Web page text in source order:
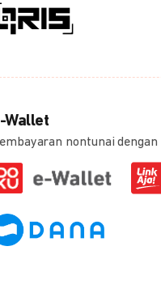
Wallet
nontunai